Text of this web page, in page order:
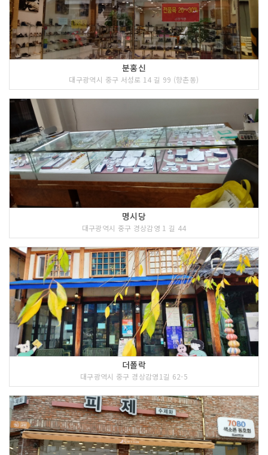
분홍신
대구광역시 중구 서성로 14 길 99 (향촌동)
명시당
대구광역시 중구 경상감영 1 길 44
더폴락
대구광역시 중구 경상감영1길 62-5